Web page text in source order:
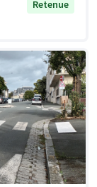
Retenue